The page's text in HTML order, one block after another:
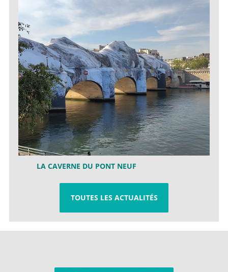
LA CAVERNE DU PONT NEUF
TOUTES LES ACTUALITÉS